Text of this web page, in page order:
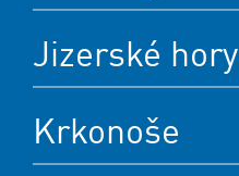
Jizerské hory
Krkonoše